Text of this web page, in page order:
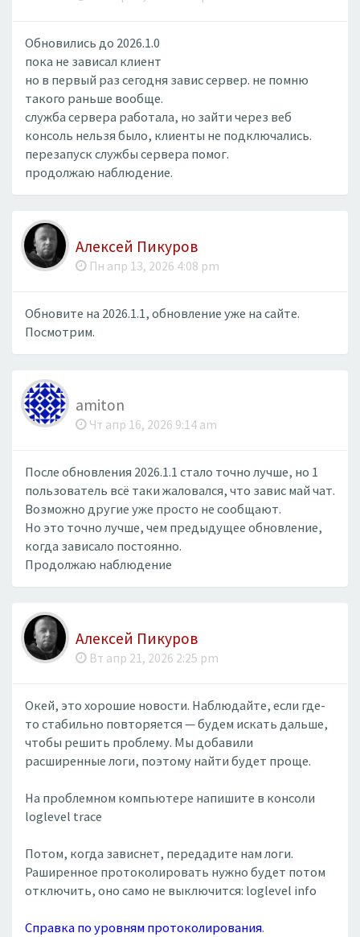
Обновились до 2026.1.0
пока не зависал клиент
но в первый раз сегодня завис сервер. не помню
такого раньше вообще.
служба сервера работала, но зайти через веб
консоль нельзя было, клиенты не подключались.
перезапуск службы сервера помог.
продолжаю наблюдение.
Алексей Пикуров
Пн апр 13, 2026 4:08 pm
Обновите на 2026.1.1, обновление уже на сайте.
Посмотрим.
amiton
Чт апр 16, 2026 9:14 am
После обновления 2026.1.1 стало точно лучше, но 1
пользователь всё таки жаловался, что завис май чат.
Возможно другие уже просто не сообщают.
Но это точно лучше, чем предыдущее обновление,
когда зависало постоянно.
Продолжаю наблюдение
Алексей Пикуров
Вт апр 21, 2026 2:25 pm
Окей, это хорошие новости. Наблюдайте, если где-
то стабильно повторяется — будем искать дальше,
чтобы решить проблему. Мы добавили
расширенные логи, поэтому найти будет проще.
На проблемном компьютере напишите в консоли
loglevel trace
Потом, когда зависнет, передадите нам логи.
Раширенное протоколировать нужно будет потом
отключить, оно само не выключится: loglevel info
Справка по уровням протоколирования.